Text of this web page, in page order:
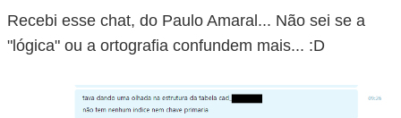
Recebi esse chat, do Paulo Amaral... Não sei se a
"lógica" ou a ortografia confundem mais... :D